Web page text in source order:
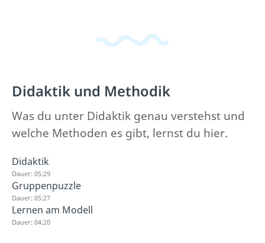
Didaktik und Methodik
Was du unter Didaktik genau verstehst und
welche Methoden es gibt, lernst du hier.
Didaktik
Dauer: 05:29
Gruppenpuzzle
Dauer: 05:27
Lernen am Modell
Dauer: 04:20